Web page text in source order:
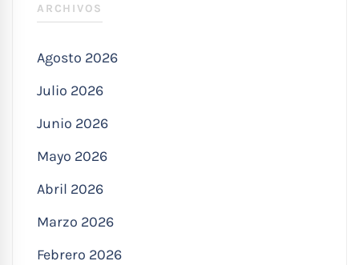
ARCHIVOS
Agosto 2026
Julio 2026
Junio 2026
Mayo 2026
Abril 2026
Marzo 2026
Febrero 2026